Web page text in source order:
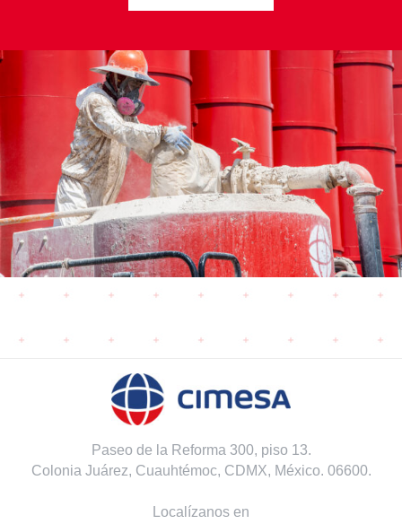
Paseo de la Reforma 300, piso 13.
Colonia Juárez, Cuauhtémoc, CDMX, México. 06600.
Localízanos en